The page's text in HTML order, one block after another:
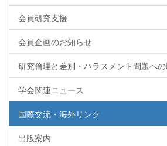
会員研究支援
会員企画のお知らせ
研究倫理と差別・ハラスメント問題へ
学会関連ニュース
国際交流・海外リンク
出版案内